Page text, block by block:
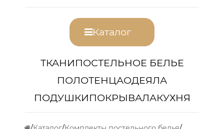
Каталог
ТКАНИПОСТЕЛЬНОЕ БЕЛЬЕ
ПОЛОТЕНЦАОДЕЯЛА
ПОДУШКИПОКРЫВАЛАКУХНЯ